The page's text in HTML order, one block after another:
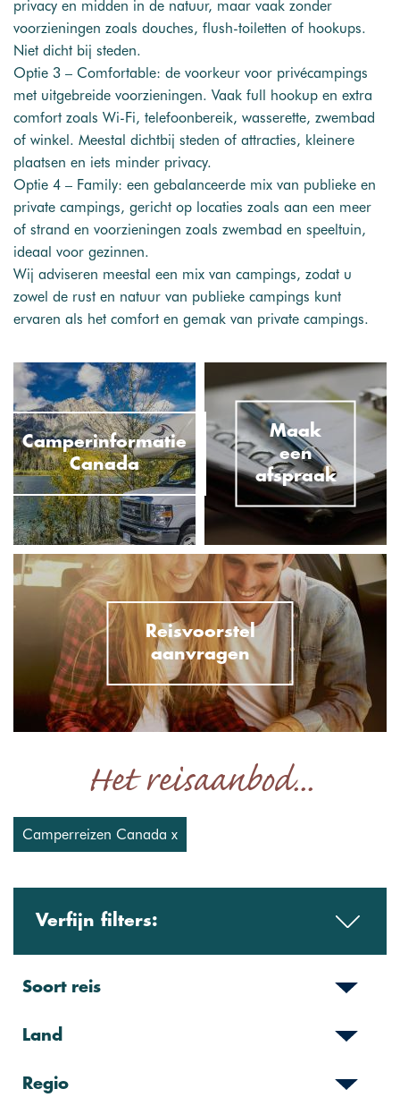
privacy en midden in de natuur, maar vaak zonder
voorzieningen zoals douches, flush-toiletten of hookups.
Niet dicht bij steden.
Optie 3 – Comfortable: de voorkeur voor privécampings
met uitgebreide voorzieningen. Vaak full hookup en extra
comfort zoals Wi-Fi, telefoonbereik, wasserette, zwembad
of winkel. Meestal dichtbij steden of attracties, kleinere
plaatsen en iets minder privacy.
Optie 4 – Family: een gebalanceerde mix van publieke en
private campings, gericht op locaties zoals aan een meer
of strand en voorzieningen zoals zwembad en speeltuin,
ideaal voor gezinnen.
Wij adviseren meestal een mix van campings, zodat u
zowel de rust en natuur van publieke campings kunt
ervaren als het comfort en gemak van private campings.
Camperinformatie
Canada
Maak
een
afspraak
Reisvoorstel
aanvragen
Het reisaanbod...
Camperreizen Canada x
Verfijn filters:
Soort reis
Land
Regio